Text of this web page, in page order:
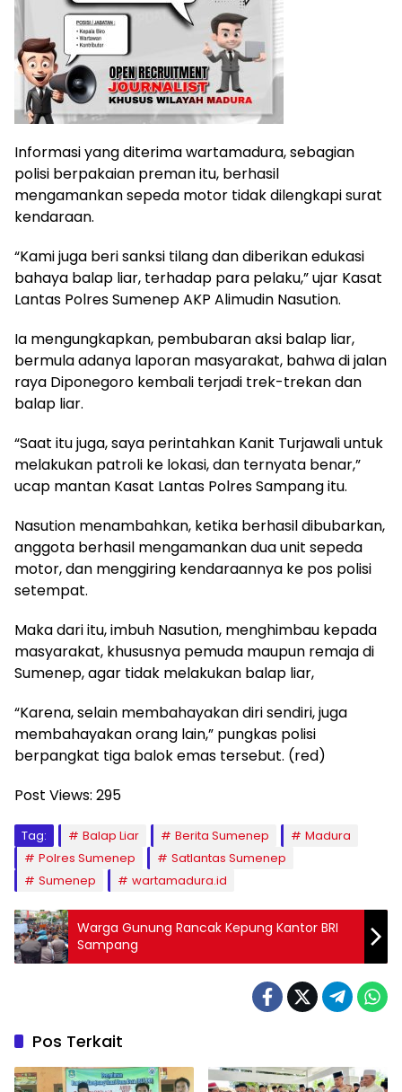
Informasi yang diterima wartamadura, sebagian
polisi berpakaian preman itu, berhasil
mengamankan sepeda motor tidak dilengkapi surat
kendaraan.
“Kami juga beri sanksi tilang dan diberikan edukasi
bahaya balap liar, terhadap para pelaku,” ujar Kasat
Lantas Polres Sumenep AKP Alimudin Nasution.
Ia mengungkapkan, pembubaran aksi balap liar,
bermula adanya laporan masyarakat, bahwa di jalan
raya Diponegoro kembali terjadi trek-trekan dan
balap liar.
“Saat itu juga, saya perintahkan Kanit Turjawali untuk
melakukan patroli ke lokasi, dan ternyata benar,”
ucap mantan Kasat Lantas Polres Sampang itu.
Nasution menambahkan, ketika berhasil dibubarkan,
anggota berhasil mengamankan dua unit sepeda
motor, dan menggiring kendaraannya ke pos polisi
setempat.
Maka dari itu, imbuh Nasution, menghimbau kepada
masyarakat, khususnya pemuda maupun remaja di
Sumenep, agar tidak melakukan balap liar,
“Karena, selain membahayakan diri sendiri, juga
membahayakan orang lain,” pungkas polisi
berpangkat tiga balok emas tersebut. (red)
Post Views: 295
Tag: Balap Liar Berita Sumenep
Madura
Polres Sumenep
Satlantas Sumenep
Sumenep
wartamadura.id
Warga Gunung Rancak Kepung Kantor BRI
Sampang
Pos Terkait